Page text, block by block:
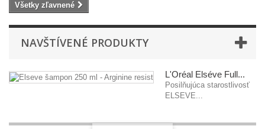
Všetky zľavnené
NAVŠTÍVENÉ PRODUKTY
L'Oréal Elséve Full...
Posilňujúca starostlivosť
ELSEVE...